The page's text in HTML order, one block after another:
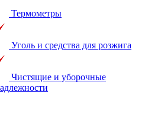
Термометры
Уголь и средства для розжига
Чистящие и уборочные